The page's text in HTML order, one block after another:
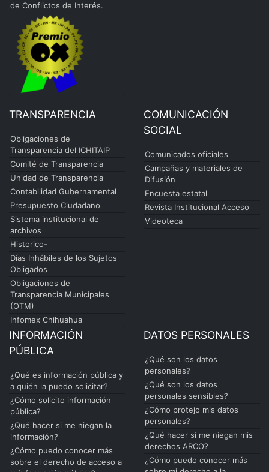
de Conflictos de Interés.
TRANSPARENCIA
Obligaciones de
Transparencia del ICHITAIP
Comité de Transparencia
Unidad de Transparencia
Contabilidad Gubernamental
Presupuesto Ciudadano
Sistema institucional de
archivos
Historico-
Días Inhábiles de los Sujetos
Obligados
Obligaciones de
Transparencia Municipales
(OTM)
Infomex Chihuahua
COMUNICACIÓN
SOCIAL
Comunicados oficiales
Campañas y materiales de
Difusión
Encuesta estatal
Revista Institucional Acceso
Videoteca
INFORMACIÓN
PÚBLICA
¿Qué es información pública y
a quién la puedo solicitar?
¿Cómo solicito información
pública?
¿Qué hacer si me niegan la
información?
¿Cómo puedo conocer más
sobre el derecho de acceso a
DATOS PERSONALES
¿Qué son los datos
personales?
¿Qué son los datos
personales sensibles?
¿Cómo protejo mis datos
personales?
¿Qué hacer si me niegan mis
derechos ARCO?
¿Cómo puedo conocer más